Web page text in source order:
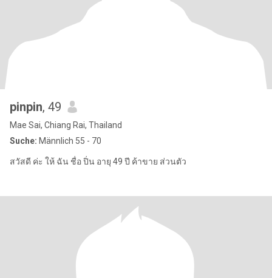
pinpin, 49
Mae Sai, Chiang Rai, Thailand
Suche: Männlich 55 - 70
สวัสดี ค่ะ ให้ ฉัน ชื่อ ปิ่น อายุ 49 ปี ค้าขาย ส่วนตัว